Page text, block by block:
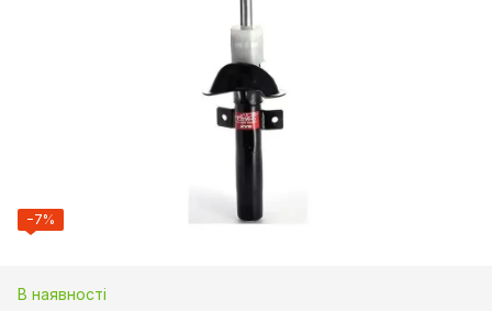
−7%
В наявності